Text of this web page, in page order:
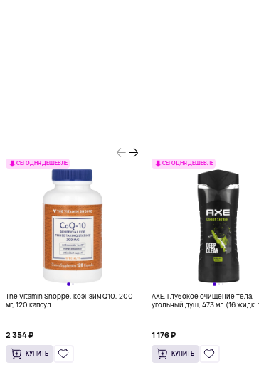
СЕГОДНЯ ДЕШЕВЛЕ
The Vitamin Shoppe, коэнзим Q10, 200
мг, 120 капсул
2 354 ₽
КУПИТЬ
СЕГОДНЯ ДЕШЕВЛЕ
AXE, Глубокое очищение тела,
угольный душ, 473 мл (16 жидк.
1 176 ₽
КУПИТЬ